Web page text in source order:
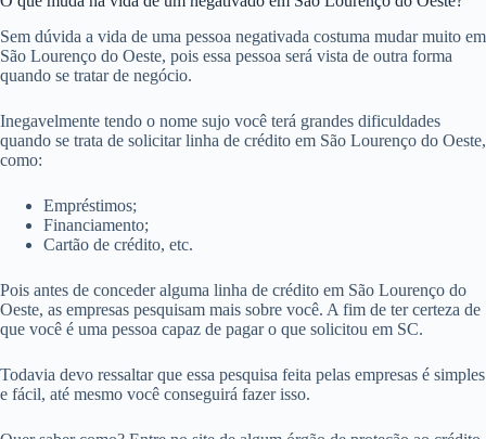
Sem dúvida a vida de uma pessoa negativada costuma mudar muito em
São Lourenço do Oeste, pois essa pessoa será vista de outra forma
quando se tratar de negócio.
Inegavelmente tendo o nome sujo você terá grandes dificuldades
quando se trata de solicitar linha de crédito em São Lourenço do Oeste,
como:
Empréstimos;
Financiamento;
Cartão de crédito, etc.
Pois antes de conceder alguma linha de crédito em São Lourenço do
Oeste, as empresas pesquisam mais sobre você. A fim de ter certeza de
que você é uma pessoa capaz de pagar o que solicitou em SC.
Todavia devo ressaltar que essa pesquisa feita pelas empresas é simples
e fácil, até mesmo você conseguirá fazer isso.